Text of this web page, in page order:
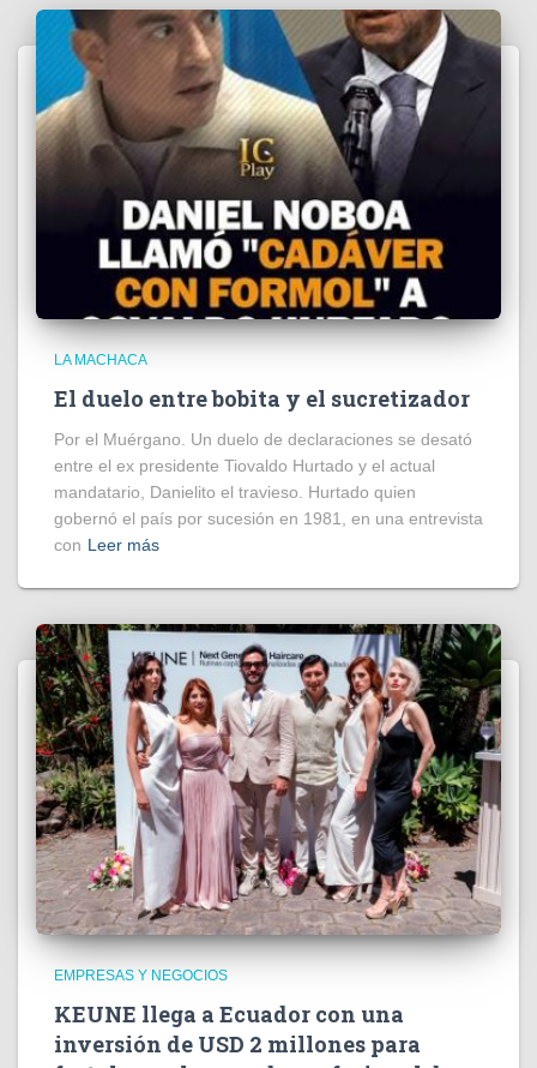
LA MACHACA
El duelo entre bobita y el sucretizador
Por el Muérgano. Un duelo de declaraciones se desató
entre el ex presidente Tiovaldo Hurtado y el actual
mandatario, Danielito el travieso. Hurtado quien
gobernó el país por sucesión en 1981, en una entrevista
con Leer más
EMPRESAS Y NEGOCIOS
KEUNE llega a Ecuador con una
inversión de USD 2 millones para